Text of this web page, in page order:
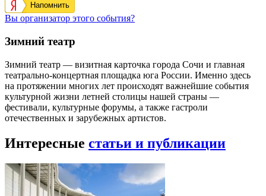
Напомнить
Вы организатор этого события?
Зимний театр
Зимний театр — визитная карточка города Сочи и главная
театрально-концертная площадка юга России. Именно здесь
на протяжении многих лет происходят важнейшие события
культурной жизни летней столицы нашей страны —
фестивали, культурные форумы, а также гастроли
отечественных и зарубежных артистов.
Интересные статьи и публикации